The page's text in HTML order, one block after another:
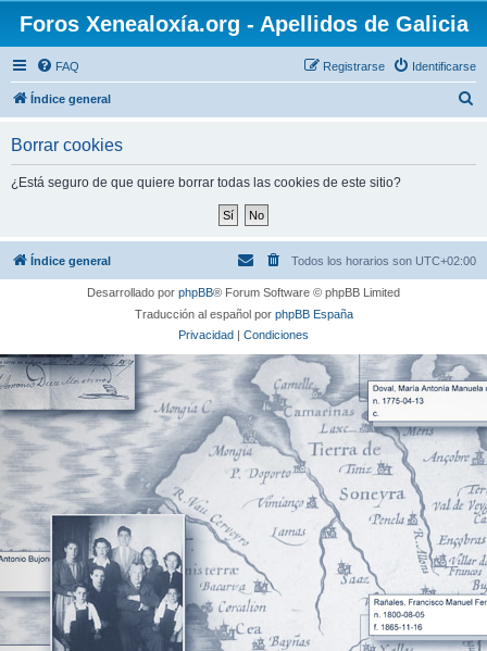
Foros Xenealoxía.org - Apellidos de Galicia
FAQ Identificarse
Registrarse
Índice general
Borrar cookies
¿Está seguro de que quiere borrar todas las cookies de este sitio?
Índice general Todos los horarios son UTC+02:00
Desarrollado por phpBB® Forum Software © phpBB Limited
Traducción al español por phpBB España
Privacidad | Condiciones